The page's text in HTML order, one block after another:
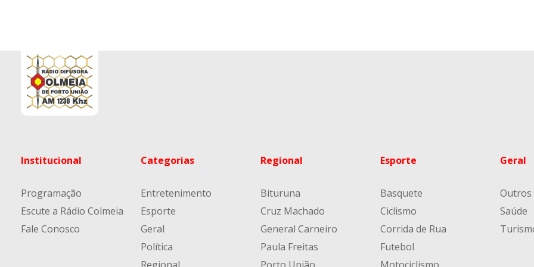
Institucional
Programação
Escute a Rádio Colmeia
Fale Conosco
Categorias
Entretenimento
Esporte
Geral
Política
Regional
Bituruna
Cruz Machado
General Carneiro
Paula Freitas
Esporte
Basquete
Ciclismo
Corrida de Rua
Futebol
Geral
Outros
Saúde